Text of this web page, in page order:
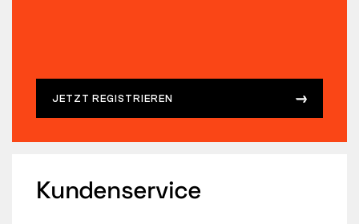
JETZT REGISTRIEREN
Kundenservice